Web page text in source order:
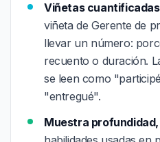
Viñetas
viñeta de Gerente de
llevar un número:
recuento o duración.
se leen como
"entregué".
Muestra